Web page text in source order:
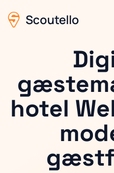
Scoutello
hotel